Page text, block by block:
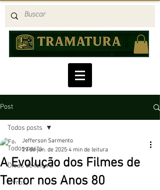
Post
Todos posts
Dicas de leitura
Livros
Todos posts
A Evolução dos Filmes de
Terror nos Anos 80
Jefferson Sarmento
29 de jun. de 2025 4 min de leitura